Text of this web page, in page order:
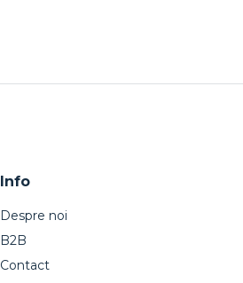
Info
Despre noi
B2B
Contact